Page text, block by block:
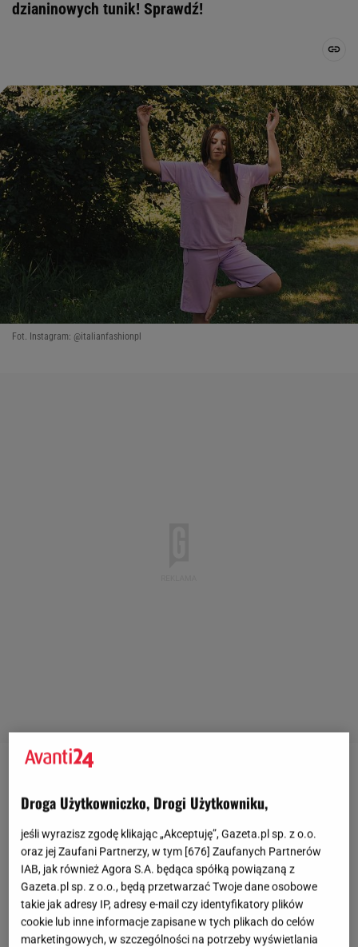
dzianinowych tunik! Sprawdź!
Fot. Instagram: @italianfashionpl
Droga Użytkowniczko, Drogi Użytkowniku,
jeśli wyrazisz zgodę klikając „Akceptuję”, Gazeta.pl sp. z o.o.
oraz jej Zaufani Partnerzy, w tym [676] Zaufanych Partnerów
IAB, jak również Agora S.A. będąca spółką powiązaną z
Gazeta.pl sp. z o.o., będą przetwarzać Twoje dane osobowe
takie jak adresy IP, adresy e-mail czy identyfikatory plików
cookie lub inne informacje zapisane w tych plikach do celów
marketingowych, w szczególności na potrzeby wyświetlania